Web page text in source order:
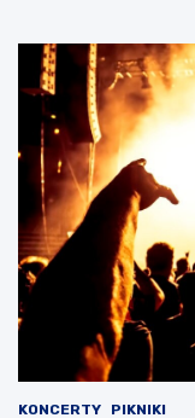
KONCERTY PIKNIKI